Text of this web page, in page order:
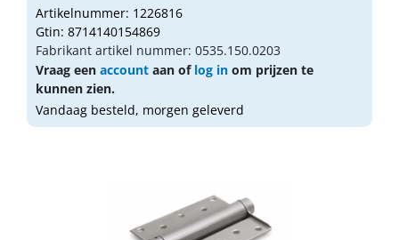
Artikelnummer: 1226816
Gtin: 8714140154869
Fabrikant artikel nummer: 0535.150.0203
Vraag een account aan of log in om prijzen te
kunnen zien.
Vandaag besteld, morgen geleverd